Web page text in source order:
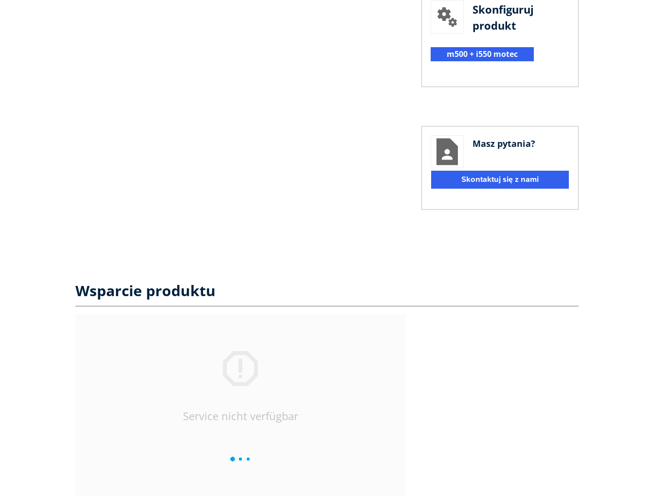
Skonfiguruj
produkt
m500 + i550 motec
Masz pytania?
Skontaktuj się z nami
Wsparcie produktu
Service nicht verfügbar